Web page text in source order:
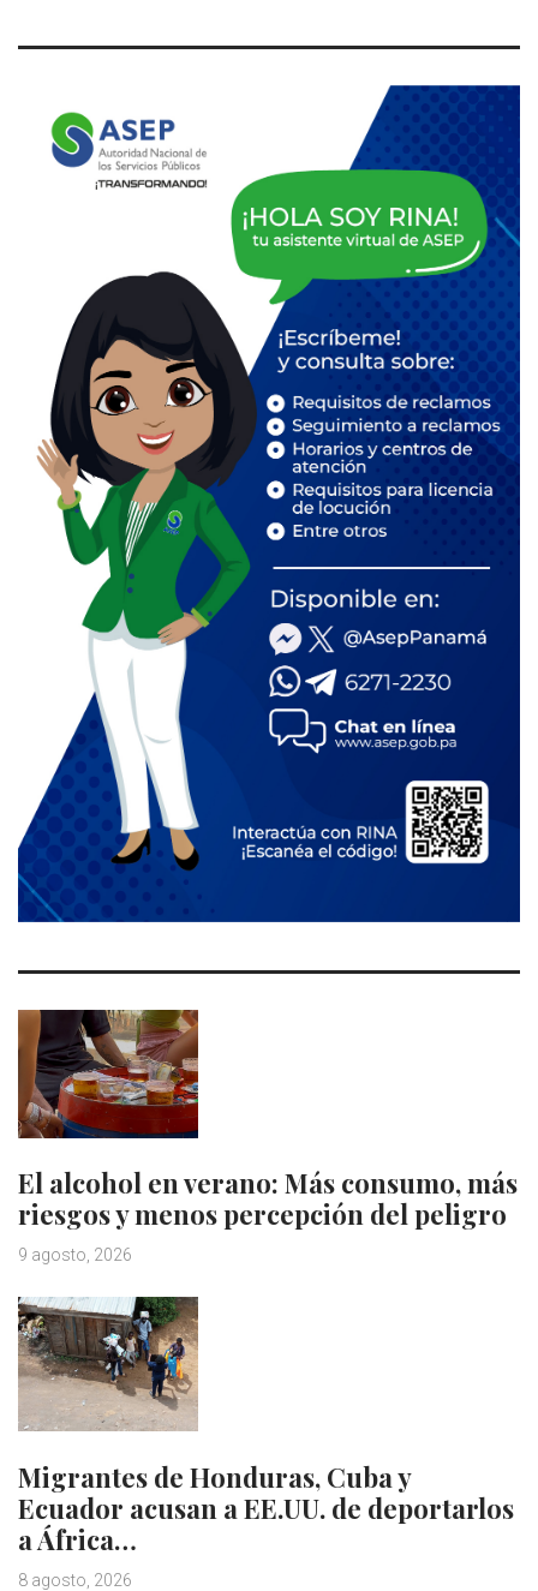
El alcohol en verano: Más consumo, más
riesgos y menos percepción del peligro
9 agosto, 2026
Migrantes de Honduras, Cuba y
Ecuador acusan a EE.UU. de deportarlos
a África…
8 agosto, 2026